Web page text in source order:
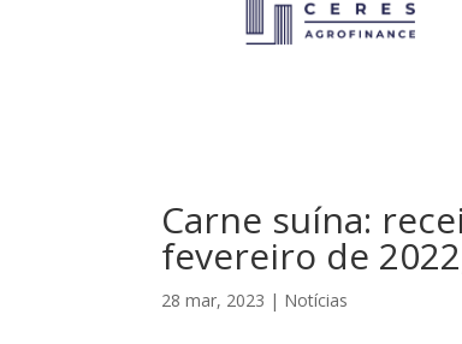
Carne suína:
fevereiro de
28 mar, 2023 | Notícias